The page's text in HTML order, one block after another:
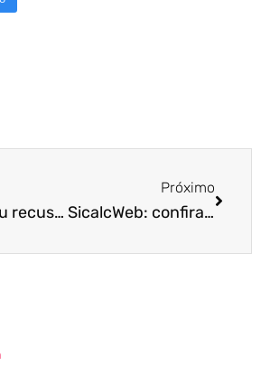
Devolver ou recusar NF-e: veja o que fazer ao identificar algum erro em sua emissão ou em seu recebimento.
Próximo
SicalcWeb: confira as funcionalidades da nova versão do sistema!